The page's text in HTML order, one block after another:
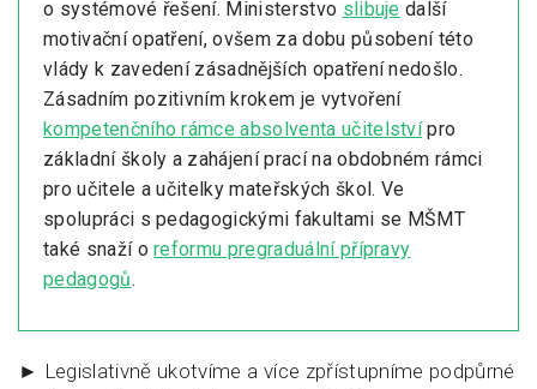
o systémové řešení. Ministerstvo slibuje další
motivační opatření, ovšem za dobu působení této
vlády k zavedení zásadnějších opatření nedošlo.
Zásadním pozitivním krokem je vytvoření
kompetenčního rámce absolventa učitelstvípro
základní školy a zahájení prací na obdobném rámci
pro učitele a učitelky mateřských škol. Ve
spolupráci s pedagogickými fakultami se MŠMT
také snaží oreformu pregraduální přípravy
pedagogů.
► Legislativně ukotvíme a více zpřístupníme podpůrné